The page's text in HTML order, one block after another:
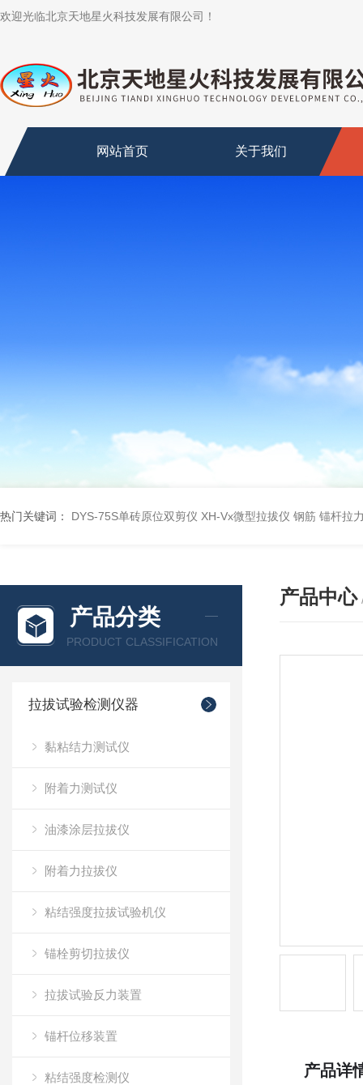
欢迎光临北京天地星火科技发展有限公司！
网站首页 关于我们
热门关键词： DYS-75S单砖原位双剪仪 XH-Vx微型拉拔仪 钢筋 锚杆拉
产品分类
PRODUCT CLASSIFICATION
拉拔试验检测仪器
黏粘结力测试仪
附着力测试仪
油漆涂层拉拔仪
附着力拉拔仪
粘结强度拉拔试验机仪
锚栓剪切拉拔仪
拉拔试验反力装置
锚杆位移装置
粘结强度检测仪
产品中心
产品详